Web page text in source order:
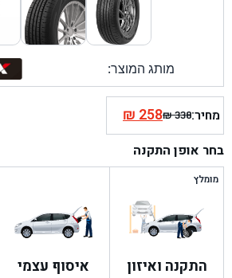
מותג המוצר:
מחיר: ₪338
המחיר
המקורי
היה:
₪258המחיר
הנוכחי
הוא:
בחר אופן התקנה
מומלץ
התקנה ואיזון איסוף עצמי